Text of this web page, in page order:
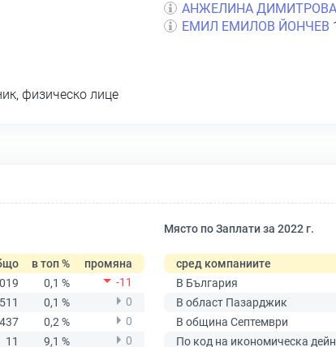
АНЖЕЛИНА
ЕМИЛ ЕМИЛОВ ЙОНЧЕВ
физическо лице
в топ %
промяна
0,1 %
-11
0,1 %
0
437 0,2 %
0
11 9,1 % 0
Място по Заплати за 2022 г.
сред компаниите
В България
В област Пазарджик
В община Септември
По код на икономическа